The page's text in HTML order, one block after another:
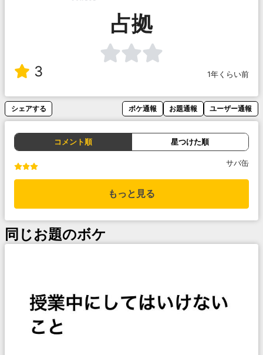
占拠
3 1年くらい前
シェアする ボケ通報 お題通報 ユーザー通報
コメント順 星つけた順
サバ缶
もっと見る
同じお題のボケ